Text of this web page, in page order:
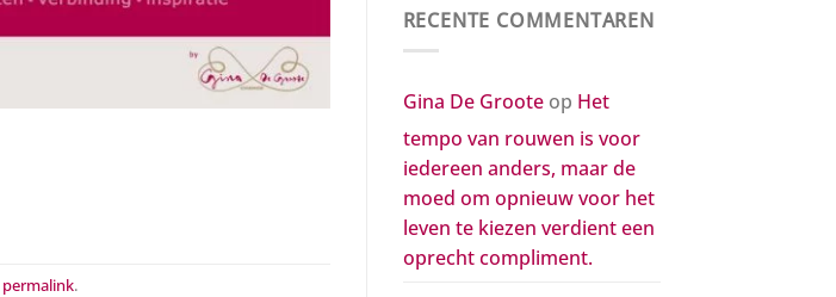
permalink.
het
leven
oprecht
aan
de
leven
gaven
RECENTE COMMENTAREN
Gina De Grooteop Het
tempo van rouwen is voor
iedereen anders, maar de
moed om opnieuw voor het
leven te kiezen verdient een
oprecht compliment.